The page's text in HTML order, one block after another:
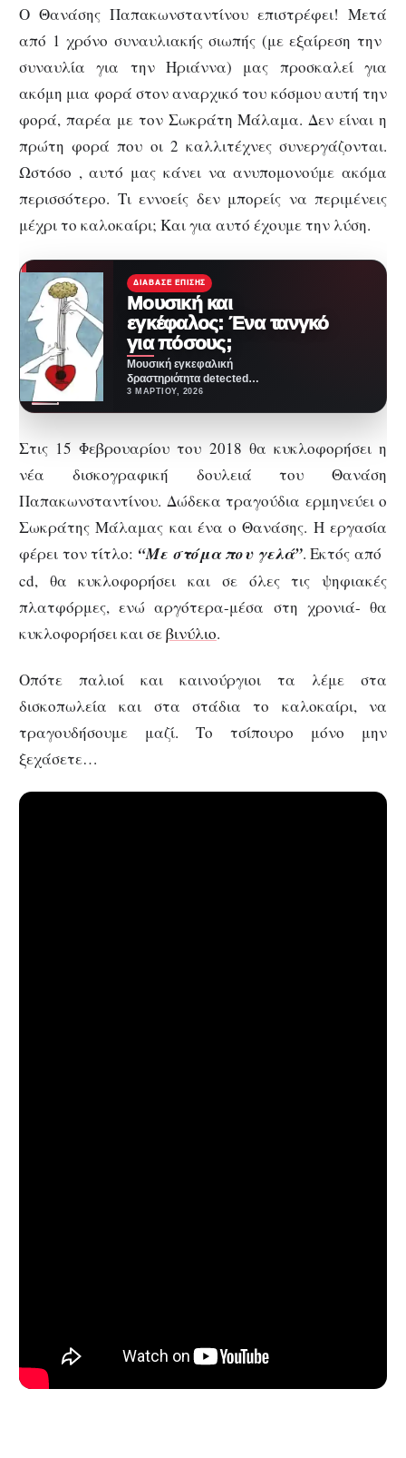
Ο Θανάσης Παπακωνσταντίνου επιστρέφει! Μετά
από 1 χρόνο συναυλιακής σιωπής (με εξαίρεση την
συναυλία για την Ηριάννα) μας προσκαλεί για
ακόμη μια φορά στον αναρχικό του κόσμου αυτή την
φορά, παρέα με τον Σωκράτη Μάλαμα. Δεν είναι η
πρώτη φορά που οι 2 καλλιτέχνες συνεργάζονται.
Ωστόσο , αυτό μας κάνει να ανυπομονούμε ακόμα
περισσότερο. Τι εννοείς δεν μπορείς να περιμένεις
μέχρι το καλοκαίρι; Και για αυτό έχουμε την λύση.
ΔΙΆΒΑΣΕ ΕΠΊΣΗΣ
Μουσική και
εγκέφαλος: Ένα τανγκό
για πόσους;
Μουσική εγκεφαλική
δραστηριότητα detected
Περιμένοντας στη στάση, στο
3 ΜΑΡΤΊΟΥ, 2026
Στις 15 Φεβρουαρίου του 2018 θα κυκλοφορήσει η
νέα δισκογραφική δουλειά του Θανάση
Παπακωνσταντίνου. Δώδεκα τραγούδια ερμηνεύει ο
Σωκράτης Μάλαμας και ένα ο Θανάσης. Η εργασία
φέρει τον τίτλο: “Με στόμα που γελά”. Εκτός από
cd, θα κυκλοφορήσει και σε όλες τις ψηφιακές
πλατφόρμες, ενώ αργότερα-μέσα στη χρονιά- θα
κυκλοφορήσει και σεβινύλιο.
Οπότε παλιοί και καινούργιοι τα λέμε στα
δισκοπωλεία και στα στάδια το καλοκαίρι, να
τραγουδήσουμε μαζί. Το τσίπουρο μόνο μην
ξεχάσετε…